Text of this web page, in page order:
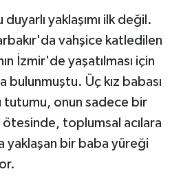
yaklaşımı ilk değil.
vahşice katledilen
İzmir'de yaşatılması için
bulunmuştu. Üç kız babası
tutumu, onun sadece bir
toplumsal acılara
yaklaşan bir baba yüreği